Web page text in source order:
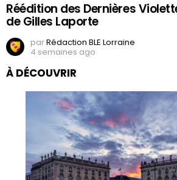
Réédition des Dernières
de Gilles Laporte
parRédaction BLE Lorraine
4 semaines ago
À DÉCOUVRIR